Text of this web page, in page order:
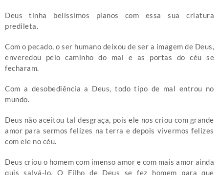
Deus tinha belíssimos planos com essa sua criatura
predileta.
Com o pecado, o ser humano deixou de ser a imagem de Deus,
enveredou pelo caminho do mal e as portas do céu se
fecharam.
Com a desobediência a Deus, todo tipo de mal entrou no
mundo.
Deus não aceitou tal desgraça, pois ele nos criou com grande
amor para sermos felizes na terra e depois vivermos felizes
com ele no céu.
Deus criou o homem com imenso amor e com mais amor ainda
quis salvá-lo. O Filho de Deus se fez homem para que